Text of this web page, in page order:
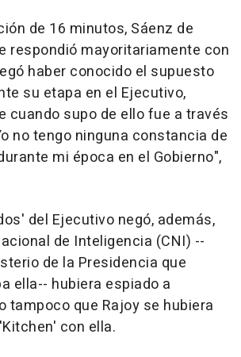
de 16 minutos, Sáenz de
respondió mayoritariamente con
haber conocido el supuesto
su etapa en el Ejecutivo,
cuando supo de ello fue a través
no tengo ninguna constancia de
mi época en el Gobierno",
del Ejecutivo negó, además,
de Inteligencia (CNI) --
de la Presidencia que
ella-- hubiera espiado a
tampoco que Rajoy se hubiera
con ella.